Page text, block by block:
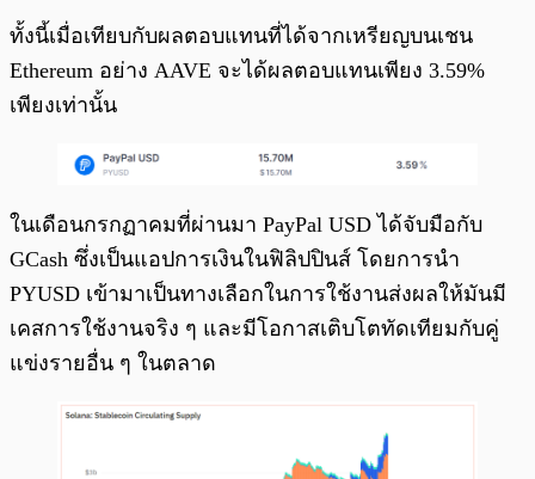
ทั้งนี้เมื่อเทียบกับผลตอบแทนที่ได้จากเหรียญบนเชน
Ethereum อย่าง AAVE จะได้ผลตอบแทนเพียง 3.59%
เพียงเท่านั้น
ในเดือนกรกฏาคมที่ผ่านมา PayPal USD ได้จับมือกับ
GCash ซึ่งเป็นแอปการเงินในฟิลิปปินส์ โดยการนำ
PYUSD เข้ามาเป็นทางเลือกในการใช้งานส่งผลให้มันมี
เคสการใช้งานจริง ๆ และมีโอกาสเติบโตทัดเทียมกับคู่
แข่งรายอื่น ๆ ในตลาด